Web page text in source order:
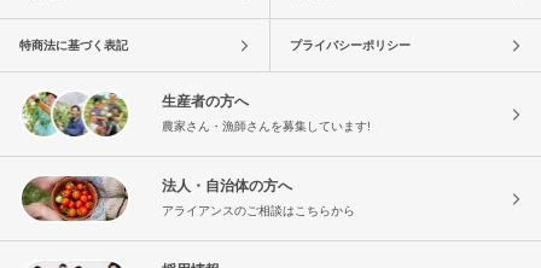
特商法に基づく表記 プライバシーポリシー
生産者の方へ
農家さん・漁師さんを募集しています!
法人・自治体の方へ
アライアンスのご相談はこちらから